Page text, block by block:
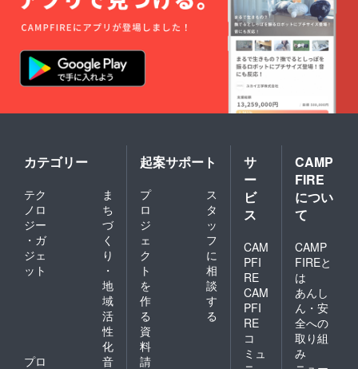
カテゴリー
テク
ノロ
ジー
・ガ
ジェ
ット
ま
ち
づ
く
り
・
地
域
活
性
化
プロ
音
起案サポート
プ
ロ
ジ
ェ
ク
ト
を
作
る
ス
タ
ッ
フ
に
相
談
す
る
資
料
請
サ
ー
ビ
ス
CAM
PFI
RE
CAM
PFI
RE
コ
ミュ
CAMP
FIRE
につい
て
CAMP
FIREと
は
あんし
ん・安
全への
取り組
み